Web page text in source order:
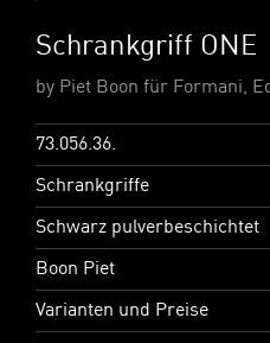
Schrankgriff ONE
by Piet Boon für Formani,
73.056.36.
Schrankgriffe
Schwarz pulverbeschichtet
Boon Piet
Varianten und Preise